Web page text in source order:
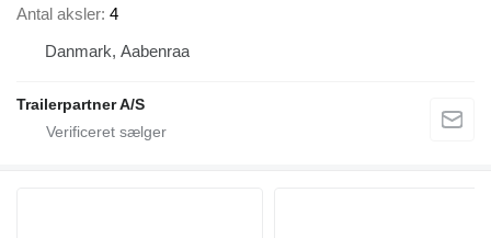
Antal aksler 4
Danmark, Aabenraa
Trailerpartner A/S